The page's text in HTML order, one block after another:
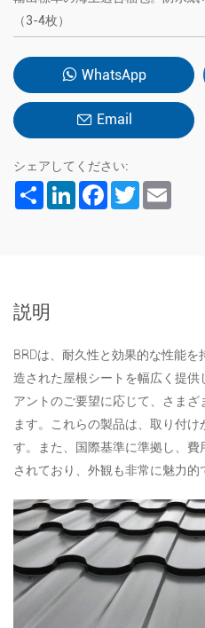
（3-4枚）
WhatsApp
Email
シェアしてください:
ShareLinkedInFacebook
Twitter
説明
BRDは、耐久性と効果的な性能
造された屋根シートを幅広く提
アントのご要望に応じて、さま
ます。これらの製品は、取り付
す。また、国際基準に準拠し、
されており、外観も非常に魅力的